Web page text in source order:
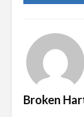
Broken